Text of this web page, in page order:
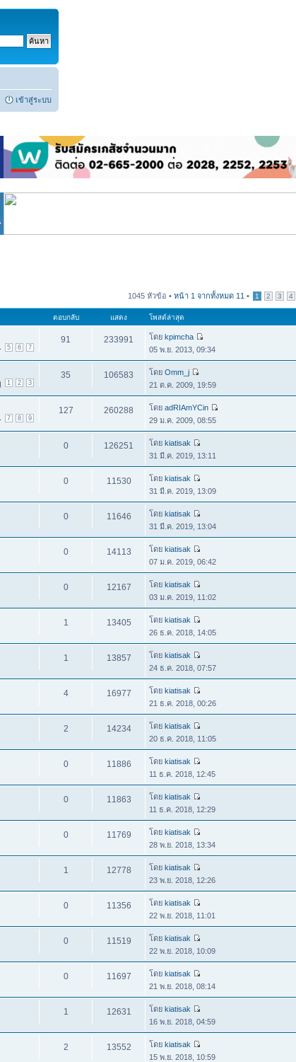
เข้าสู่ระบบ
1045 หัวข้อ • หน้า 1 จากทั้งหมด 11 • 1 2 3 4
ตอบกลับ แสดง โพสต์ล่าสุด
5 6 7
91 233991 โดยkpimcha
05 พ.ย. 2013, 09:34
1 2 3
35 106583 โดยOmm_j
21 ต.ค. 2009, 19:59
7 8 9
127 260288 โดยadRIAmYCin
29 ม.ค. 2009, 08:55
0 126251 โดยkiatisak
31 มี.ค. 2019, 13:11
0 11530 โดยkiatisak
31 มี.ค. 2019, 13:09
0 11646 โดยkiatisak
31 มี.ค. 2019, 13:04
0 14113 โดยkiatisak
07 ม.ค. 2019, 06:42
0 12167 โดยkiatisak
03 ม.ค. 2019, 11:02
1 13405 โดยkiatisak
26 ธ.ค. 2018, 14:05
1 13857 โดยkiatisak
24 ธ.ค. 2018, 07:57
4 16977 โดยkiatisak
21 ธ.ค. 2018, 00:26
2 14234 โดยkiatisak
20 ธ.ค. 2018, 11:05
0 11886 โดยkiatisak
11 ธ.ค. 2018, 12:45
0 11863 โดยkiatisak
11 ธ.ค. 2018, 12:29
0 11769 โดยkiatisak
28 พ.ย. 2018, 13:34
1 12778 โดยkiatisak
23 พ.ย. 2018, 12:26
0 11356 โดยkiatisak
22 พ.ย. 2018, 11:01
0 11519 โดยkiatisak
22 พ.ย. 2018, 10:09
0 11697 โดยkiatisak
21 พ.ย. 2018, 08:14
1 12631 โดยkiatisak
16 พ.ย. 2018, 04:59
2 13552 โดยkiatisak
15 พ.ย. 2018, 10:59